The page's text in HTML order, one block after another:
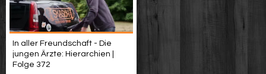
In aller Freundschaft - Die
jungen Ärzte: Hierarchien |
Folge 372